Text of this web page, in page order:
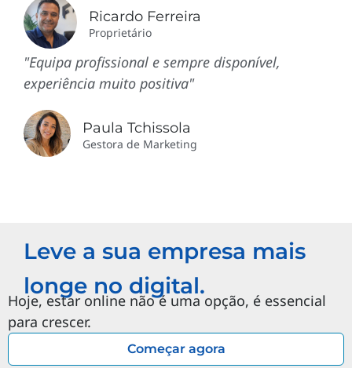
Ricardo Ferreira
Proprietário
"Equipa profissional e sempre disponível,
experiência muito positiva"
Paula Tchissola
Gestora de Marketing
Leve a sua empresa mais
longe no digital.
Hoje, estar online não é uma opção, é essencial
para crescer.
Começar agora